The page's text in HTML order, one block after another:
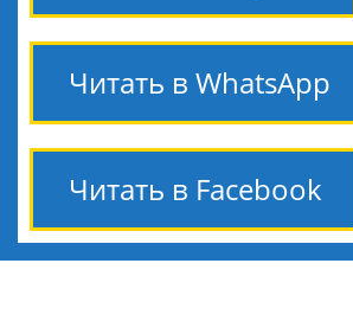
Читать в WhatsApp
Читать в Facebook